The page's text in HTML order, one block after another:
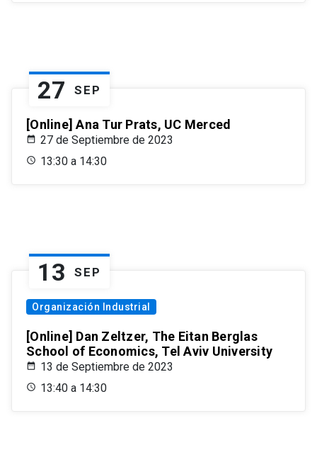
27 SEP
[Online] Ana Tur Prats, UC Merced
27 de Septiembre de 2023
13:30 a 14:30
13 SEP
Organización Industrial
[Online] Dan Zeltzer, The Eitan Berglas
School of Economics, Tel Aviv University
13 de Septiembre de 2023
13:40 a 14:30